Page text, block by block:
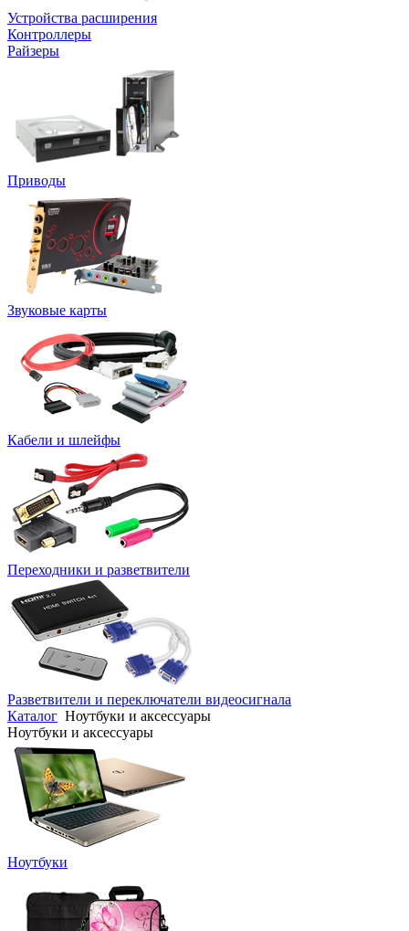
Устройства расширения
Контроллеры
Райзеры
Приводы
Звуковые карты
Кабели и шлейфы
Переходники и разветвители
Разветвители и переключатели видеосигнала
Каталог Ноутбуки и аксессуары
Ноутбуки и аксессуары
Ноутбуки